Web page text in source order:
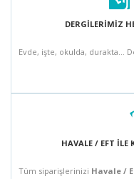
DERGİLERİMİZ
Evde, işte, okulda, durakta...
HAVALE / EFT İLE
Tüm siparişlerinizi Havale /